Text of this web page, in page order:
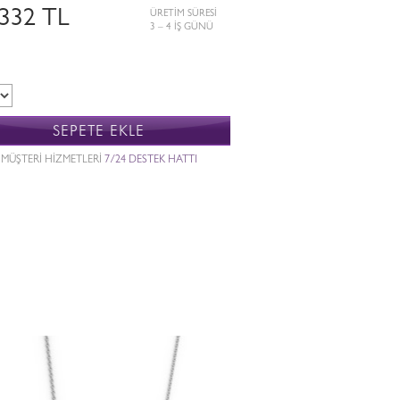
TL
ÜRETİM SÜRESİ
3 – 4 İŞ GÜNÜ
SEPETE EKLE
MÜŞTERİ HİZMETLERİ 7/24 DESTEK HATTI